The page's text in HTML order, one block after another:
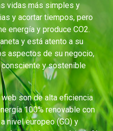
vidas más simples y
y acortar tiempos, pero
energía y produce CO2.
y está atento a su
aspectos de su negocio,
y sostenible
son de alta eficiencia
100% renovable con
nivel europeo (GO) y